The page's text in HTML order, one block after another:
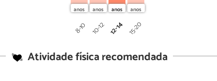
8-10 10-12 12-14 15-20
Atividade física recomendada